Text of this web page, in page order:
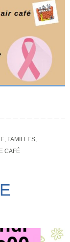
, FAMILLES,
CAFÉ